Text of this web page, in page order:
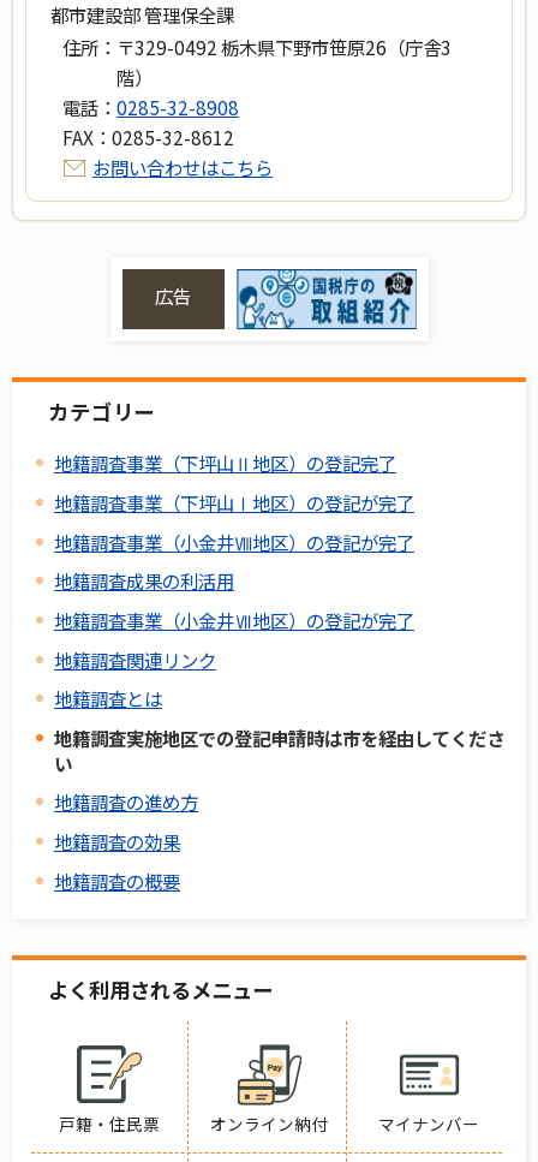
都市建設部 管理保全課
住所： 〒329-0492 栃木県下野市笹原26（庁舎3
階）
電話： 0285-32-8908
FAX： 0285-32-8612
お問い合わせはこちら
広告
カテゴリー
地籍調査事業（下坪山Ⅱ地区）の登記完了
地籍調査事業（下坪山Ⅰ地区）の登記が完了
地籍調査事業（小金井Ⅷ地区）の登記が完了
地籍調査成果の利活用
地籍調査事業（小金井Ⅶ地区）の登記が完了
地籍調査関連リンク
地籍調査とは
地籍調査実施地区での登記申請時は市を経由してくださ
い
地籍調査の進め方
地籍調査の効果
地籍調査の概要
よく利用されるメニュー
戸籍・住民票 オンライン納付 マイナンバー